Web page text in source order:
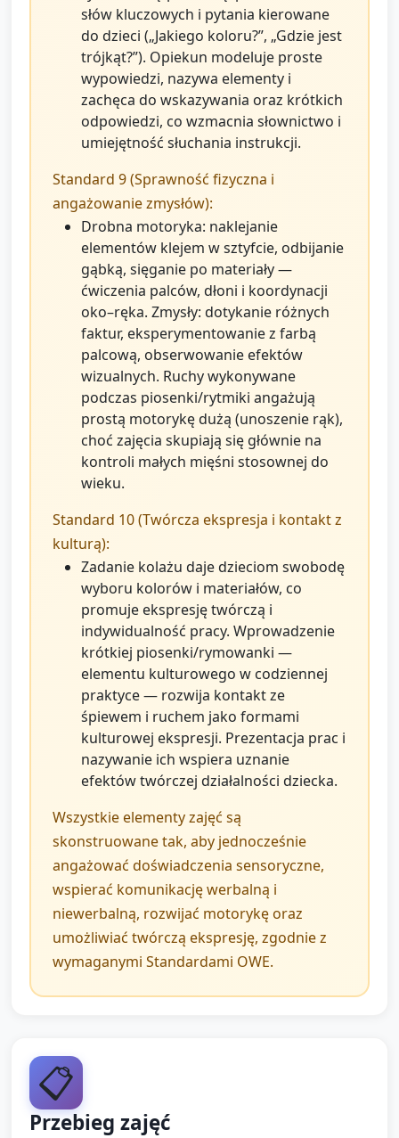
słów kluczowych i pytania kierowane
do dzieci („Jakiego koloru?”, „Gdzie jest
trójkąt?”). Opiekun modeluje proste
wypowiedzi, nazywa elementy i
zachęca do wskazywania oraz krótkich
odpowiedzi, co wzmacnia słownictwo i
umiejętność słuchania instrukcji.
Standard 9 (Sprawność fizyczna i
angażowanie zmysłów):
Drobna motoryka: naklejanie
elementów klejem w sztyfcie, odbijanie
gąbką, sięganie po materiały —
ćwiczenia palców, dłoni i koordynacji
oko–ręka. Zmysły: dotykanie różnych
faktur, eksperymentowanie z farbą
palcową, obserwowanie efektów
wizualnych. Ruchy wykonywane
podczas piosenki/rytmiki angażują
prostą motorykę dużą (unoszenie rąk),
choć zajęcia skupiają się głównie na
kontroli małych mięśni stosownej do
wieku.
Standard 10 (Twórcza ekspresja i kontakt z
kulturą):
Zadanie kolażu daje dzieciom swobodę
wyboru kolorów i materiałów, co
promuje ekspresję twórczą i
indywidualność pracy. Wprowadzenie
krótkiej piosenki/rymowanki —
elementu kulturowego w codziennej
praktyce — rozwija kontakt ze
śpiewem i ruchem jako formami
kulturowej ekspresji. Prezentacja prac i
nazywanie ich wspiera uznanie
efektów twórczej działalności dziecka.
Wszystkie elementy zajęć są
skonstruowane tak, aby jednocześnie
angażować doświadczenia sensoryczne,
wspierać komunikację werbalną i
niewerbalną, rozwijać motorykę oraz
umożliwiać twórczą ekspresję, zgodnie z
wymaganymi Standardami OWE.
📋
Przebieg zajęć